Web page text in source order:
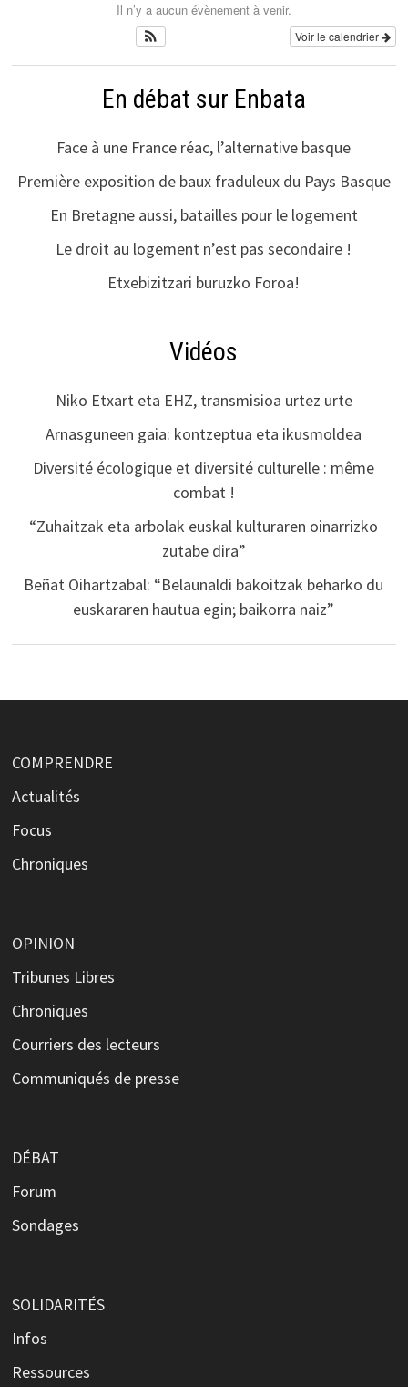
Il n’y a aucun évènement à venir.
Voir le calendrier
En débat sur Enbata
Face à une France réac, l’alternative basque
Première exposition de baux fraduleux du Pays Basque
En Bretagne aussi, batailles pour le logement
Le droit au logement n’est pas secondaire !
Etxebizitzari buruzko Foroa!
Vidéos
Niko Etxart eta EHZ, transmisioa urtez urte
Arnasguneen gaia: kontzeptua eta ikusmoldea
Diversité écologique et diversité culturelle : même
combat !
“Zuhaitzak eta arbolak euskal kulturaren oinarrizko
zutabe dira”
Beñat Oihartzabal: “Belaunaldi bakoitzak beharko du
euskararen hautua egin; baikorra naiz”
COMPRENDRE
Actualités
Focus
Chroniques
OPINION
Tribunes Libres
Chroniques
Courriers des lecteurs
Communiqués de presse
DÉBAT
Forum
Sondages
SOLIDARITÉS
Infos
Ressources